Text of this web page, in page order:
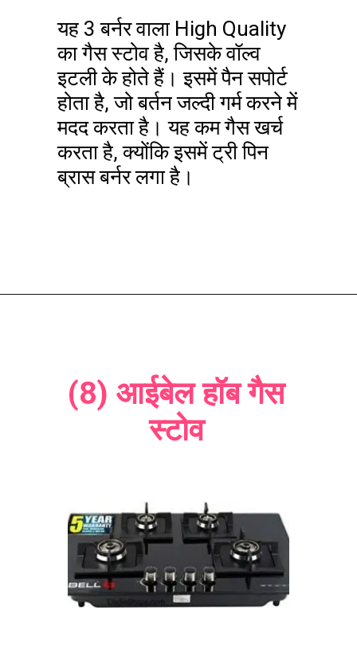
यह 3 बर्नर वाला High Quality
का गैस स्टोव है, जिसके वॉल्व
इटली के होते हैं। इसमें पैन सपोर्ट
होता है, जो बर्तन जल्दी गर्म करने में
मदद करता है। यह कम गैस खर्च
करता है, क्योंकि इसमें ट्री पिन
ब्रास बर्नर लगा है।
(8) आईबेल हॉब गैस
स्टोव